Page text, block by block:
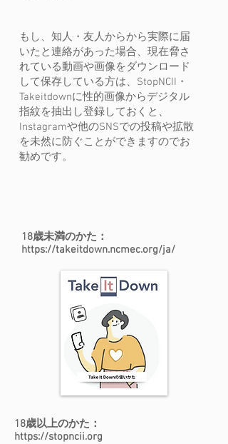
もし、 知人・友人からから実際に届
いたと連絡があった場合、現在脅さ
れている動画や画像をダウンロード
して保存している方は、StopNCII・
Takeitdownに性的画像からデジタル
指紋を抽出し登録しておくと、
Instagramや他のSNSでの投稿や拡散
を未然に防ぐことができますのでお
勧めです。
18歳未満のかた：
https://takeitdown.ncmec.org/ja/
18歳以上のかた：
https://stopncii.org